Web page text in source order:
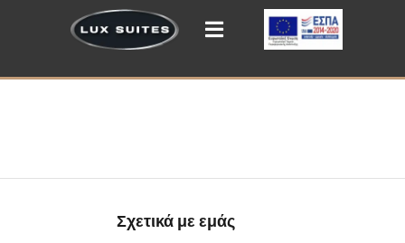
Σχετικά με εμάς